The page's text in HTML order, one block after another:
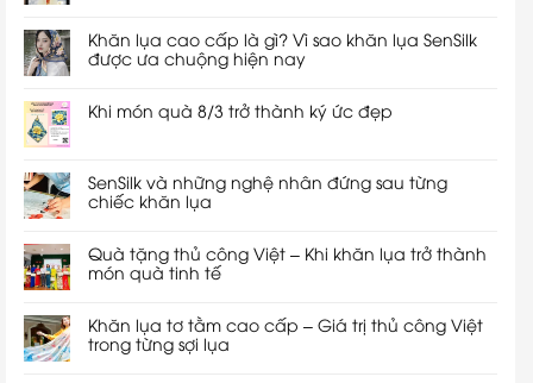
Khăn lụa cao cấp là gì? Vì sao khăn lụa SenSilk
được ưa chuộng hiện nay
Khi món quà 8/3 trở thành ký ức đẹp
SenSilk và những nghệ nhân đứng sau từng
chiếc khăn lụa
Quà tặng thủ công Việt – Khi khăn lụa trở thành
món quà tinh tế
Khăn lụa tơ tằm cao cấp – Giá trị thủ công Việt
trong từng sợi lụa